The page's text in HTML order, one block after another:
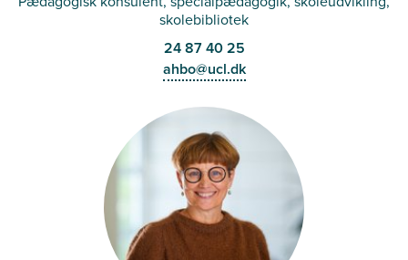
skolebibliotek
24 87 40 25
ahbo@ucl.dk